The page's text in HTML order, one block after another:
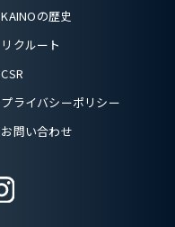
KAINOの歴史
リクルート
CSR
プライバシーポリシー
お問い合わせ